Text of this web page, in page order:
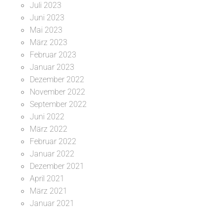
Juli 2023
Juni 2023
Mai 2023
März 2023
Februar 2023
Januar 2023
Dezember 2022
November 2022
September 2022
Juni 2022
März 2022
Februar 2022
Januar 2022
Dezember 2021
April 2021
März 2021
Januar 2021